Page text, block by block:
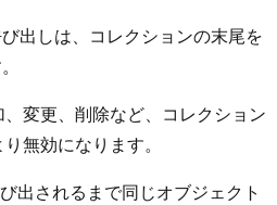
出しは、コレクションの末尾を
変更、削除など、コレクション
無効になります。
出されるまで同じオブジェクト